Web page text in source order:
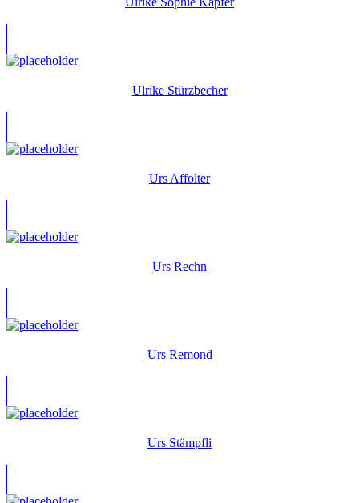
Ulrike Stürzbecher
Urs Affolter
Urs Rechn
Urs Remond
Urs Stämpfli